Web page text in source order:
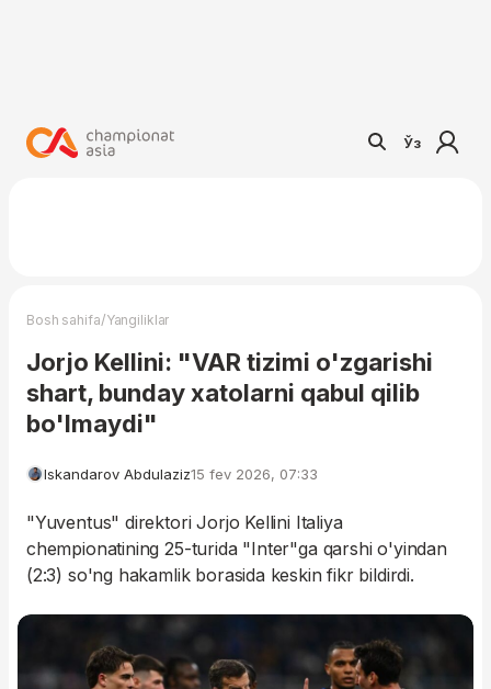
Ўз
Bosh sahifa/Yangiliklar
Jorjo Kellini: "VAR tizimi o'zgarishi
shart, bunday xatolarni qabul qilib
bo'lmaydi"
Iskandarov Abdulaziz15 fev 2026, 07:33
"Yuventus" direktori Jorjo Kellini Italiya
chempionatining 25-turida "Inter"ga qarshi o'yindan
(2:3) so'ng hakamlik borasida keskin fikr bildirdi.